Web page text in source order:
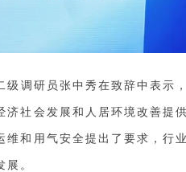
级调研员张中秀在致辞中表示
济社会发展和人居环境改善提
维和用气安全提出了要求，行
。